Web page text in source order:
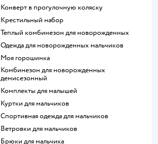
Конверт в прогулочную коляску
Крестильный набор
Теплый комбинезон для новорожденных
Одежда для новорожденных мальчиков
Моя горошинка
Комбинезон для новорожденных
демисезонный
Комплекты для малышей
Куртки для мальчиков
Спортивная одежда для мальчиков
Ветровки для мальчиков
Брюки для мальчика